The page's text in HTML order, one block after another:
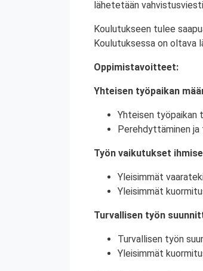
lähetetään
Koulutukseen tulee
Koulutuksessa on oltava
Oppimistavoitteet:
Yhteisen työpaikan
Yhteisen työpaikan
Perehdyttäminen
Työn vaikutukset
Yleisimmät
Yleisimmät
Turvallisen työn
Turvallisen työn
Yleisimmät